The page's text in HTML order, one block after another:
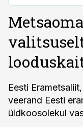
Eesti
veerand Eesti
üldkoosolekul